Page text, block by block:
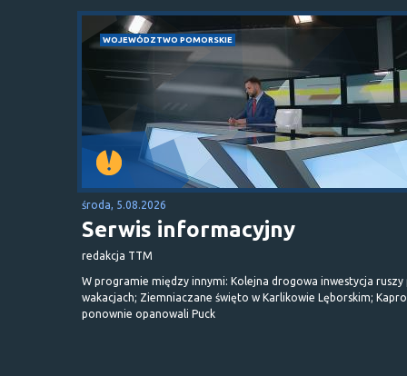
WOJEWÓDZTWO POMORSKIE
środa, 5.08.2026
Serwis informacyjny
redakcja TTM
W programie między innymi: Kolejna drogowa inwestycja ruszy
wakacjach; Ziemniaczane święto w Karlikowie Lęborskim;
ponownie opanowali Puck